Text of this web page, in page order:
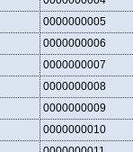
0000000005
0000000006
0000000007
0000000008
0000000009
0000000010